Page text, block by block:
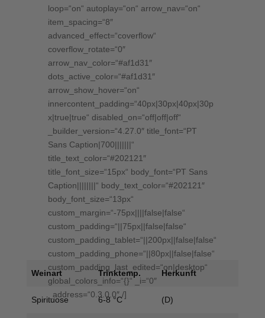
loop=“on“ autoplay=“on“ arrow_nav=“on“
item_spacing=“8″
advanced_effect=“coverflow“
coverflow_rotate=“0″
arrow_nav_color=“#af1d31″
dots_active_color=“#af1d31″
arrow_show_hover=“on“
innercontent_padding=“40px|30px|40px|30p
x|true|true“ disabled_on=“off|off|off“
_builder_version=“4.27.0″ title_font=“PT
Sans Caption|700|||||||“
title_text_color=“#202121″
title_font_size=“15px“ body_font=“PT Sans
Caption||||||||“ body_text_color=“#202121″
body_font_size=“13px“
custom_margin=“-75px||||false|false“
custom_padding=“||75px||false|false“
custom_padding_tablet=“||200px||false|false“
custom_padding_phone=“||80px||false|false“
custom_padding_last_edited=“on|desktop“
global_colors_info=“{}“ _i=“0″
_address=“0.3.0.0″ /]
Weinart Trinktemp. Herkunft
Spirituose 6-8 °C (D)